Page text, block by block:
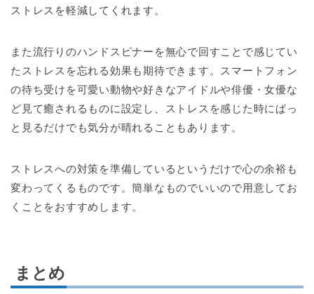
ストレスを軽減してくれます。
また流行りのハンドスピナーを無心で回すことで感じてい
たストレスを忘れる効果も期待できます。スマートフォン
の待ち受けを可愛い動物や好きなアイドルや俳優・女優な
ど見て癒されるものに設定し、ストレスを感じた時にぱっ
と見るだけでも気分が晴れることもあります。
ストレスへの対策を準備しているというだけで心の余裕も
変わってくるものです。簡単なものでいいので用意してお
くことをおすすめします。
まとめ